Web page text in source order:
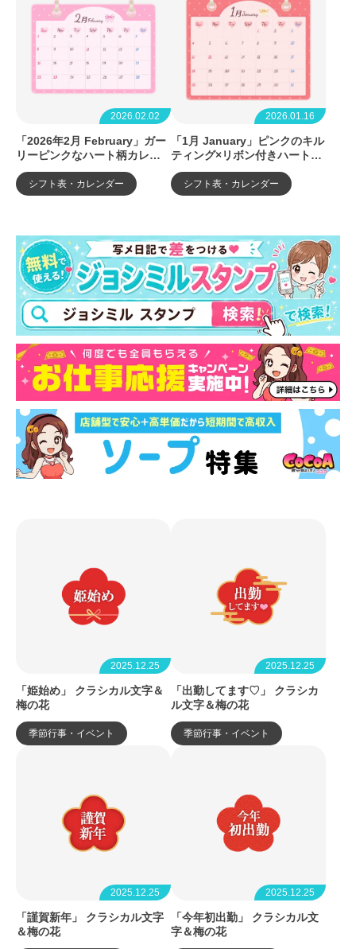
2026.02.02
「2026年2月 February」ガー
リーピンクなハート柄カレン
ダー
シフト表・カレンダー
2026.01.16
「1月 January」ピンクのキル
ティング×リボン付きハートカ
レンダー
シフト表・カレンダー
2025.12.25
「姫始め」 クラシカル文字＆
梅の花
季節行事・イベント
2025.12.25
「出勤してます♡」 クラシカ
ル文字＆梅の花
季節行事・イベント
2025.12.25
「謹賀新年」 クラシカル文字
＆梅の花
2025.12.25
「今年初出勤」 クラシカル文
字＆梅の花